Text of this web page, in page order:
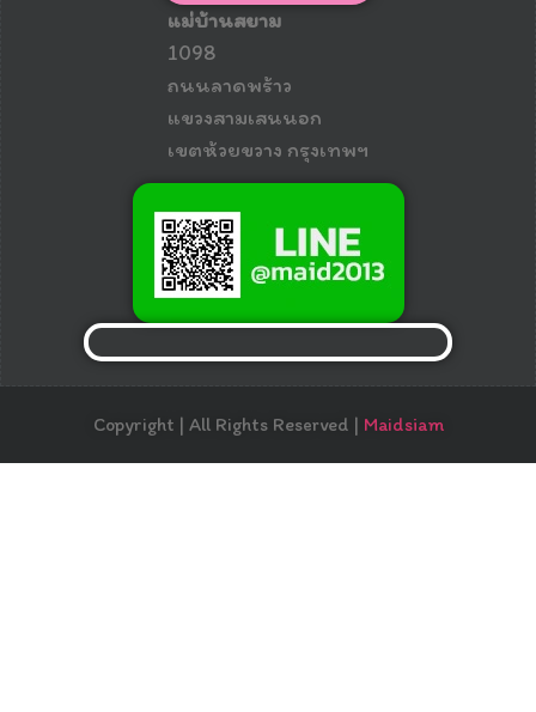
แม่บ้านสยาม
1098
ถนนลาดพร้าว
แขวงสามเสนนอก
เขตห้วยขวาง กรุงเทพฯ
Copyright | All Rights Reserved | Maidsiam